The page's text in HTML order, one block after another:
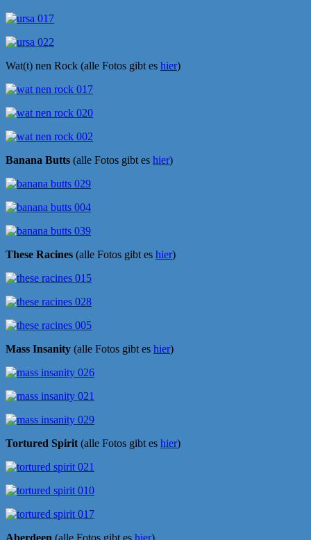
Wat(t) nen Rock (alle Fotos gibt es hier)
Banana Butts (alle Fotos gibt es hier)
These Racines (alle Fotos gibt es hier)
Mass Insanity (alle Fotos gibt es hier)
Tortured Spirit (alle Fotos gibt es hier)